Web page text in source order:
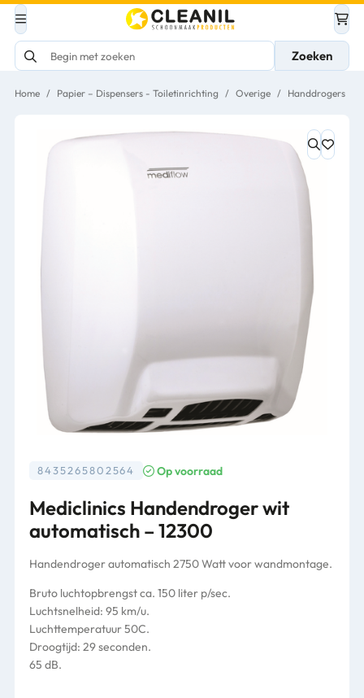
Zoeken
Home / Papier – Dispensers - Toiletinrichting / Overige / Handdrogers
8435265802564 Op voorraad
Mediclinics Handendroger wit
automatisch – 12300
Handendroger automatisch 2750 Watt voor wandmontage.
Bruto luchtopbrengst ca. 150 liter p/sec.
Luchtsnelheid: 95 km/u.
Luchttemperatuur 50C.
Droogtijd: 29 seconden.
65 dB.